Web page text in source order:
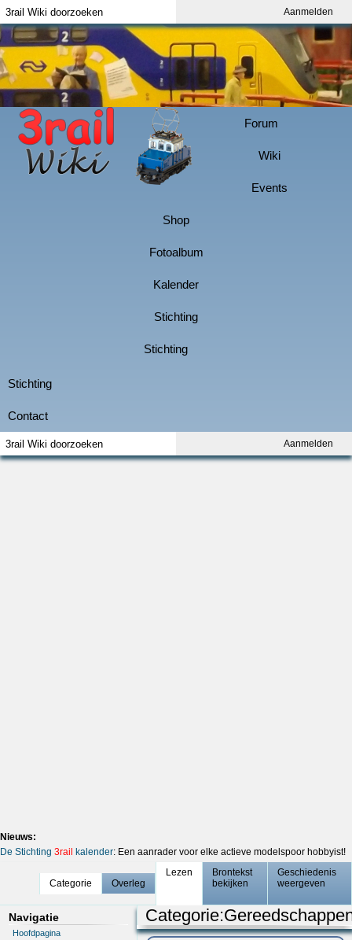
Aanmelden
Aanmelden
Nieuws:
De Stichting 3rail kalender: Een aanrader voor elke actieve modelspoor hobbyist!
Categorie Overleg
Lezen
Brontekst
bekijken
Geschiedenis
weergeven
Navigatie
Hoofdpagina
Categorie: